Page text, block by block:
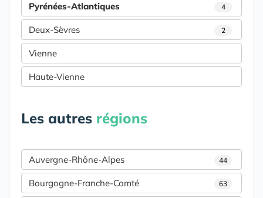
Pyrénées-Atlantiques 4
Deux-Sèvres 2
Vienne
Haute-Vienne
Les autres régions
Auvergne-Rhône-Alpes 44
Bourgogne-Franche-Comté 63